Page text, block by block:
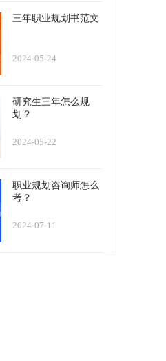
三年职业规划书范文
2024-05-24
研究生三年怎么规
划？
2024-05-22
职业规划咨询师怎么
考？
2024-07-11